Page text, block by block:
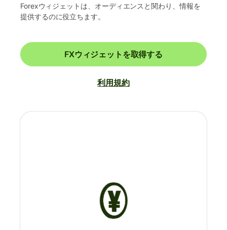
Forexウィジェットは、オーディエンスと関わり、情報を
提供するのに役立ちます。
FXウィジェットを取得する
利用規約